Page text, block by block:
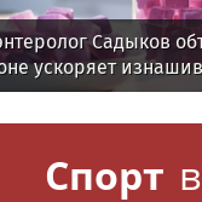
Садыков
ускоряет
Спорт